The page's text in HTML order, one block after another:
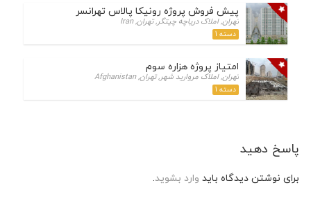
پیش فروش پروژه رونیکا پالاس تهرانسر
تهران, املاک دریاچه چیتگر, تهران, Iran
دسته 1
امتیاز پروژه هزاره سوم
تهران, املاک مروارید شهر, تهران, Afghanistan
دسته 1
پاسخ دهید
برای نوشتن دیدگاه بایدوارد بشوید.